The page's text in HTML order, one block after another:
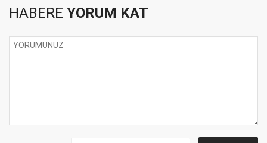
HABERE YORUM KAT